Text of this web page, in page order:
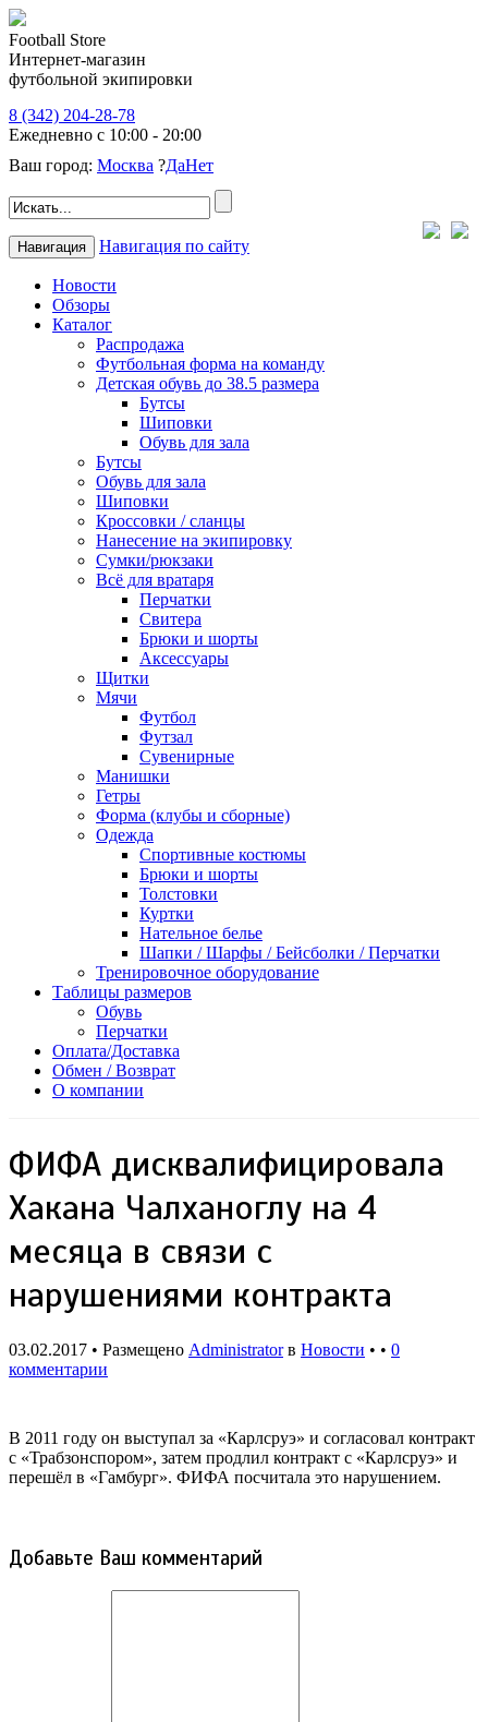
Football Store
Интернет-магазин
футбольной экипировки
8 (342) 204-28-78
Ежедневно с 10:00 - 20:00
Ваш город: Москва ?ДаНет
Навигация Навигация по сайту
Новости
Обзоры
Каталог
Распродажа
Футбольная форма на команду
Детская обувь до 38.5 размера
Бутсы
Шиповки
Обувь для зала
Бутсы
Обувь для зала
Шиповки
Кроссовки / сланцы
Нанесение на экипировку
Сумки/рюкзаки
Всё для вратаря
Перчатки
Cвитера
Брюки и шорты
Аксессуары
Щитки
Мячи
Футбол
Футзал
Сувенирные
Манишки
Гетры
Форма (клубы и сборные)
Одежда
Спортивные костюмы
Брюки и шорты
Толстовки
Куртки
Нательное белье
Шапки / Шарфы / Бейсболки / Перчатки
Тренировочное оборудование
Таблицы размеров
Обувь
Перчатки
Оплата/Доставка
Обмен / Возврат
О компании
ФИФА дисквалифицировала
Хакана Чалханоглу на 4
месяца в связи с
нарушениями контракта
03.02.2017 • Размещено Administratorв Новости • • 0
комментарии
В 2011 году он выступал за «Карлсруэ» и согласовал контракт
с «Трабзонспором», затем продлил контракт с «Карлсруэ» и
перешёл в «Гамбург». ФИФА посчитала это нарушением.
Добавьте Ваш комментарий